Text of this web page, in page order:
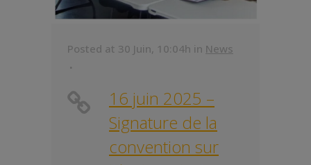
Posted at 30 Juin, 10:04h in News
16 juin 2025 –
Signature de la
convention sur